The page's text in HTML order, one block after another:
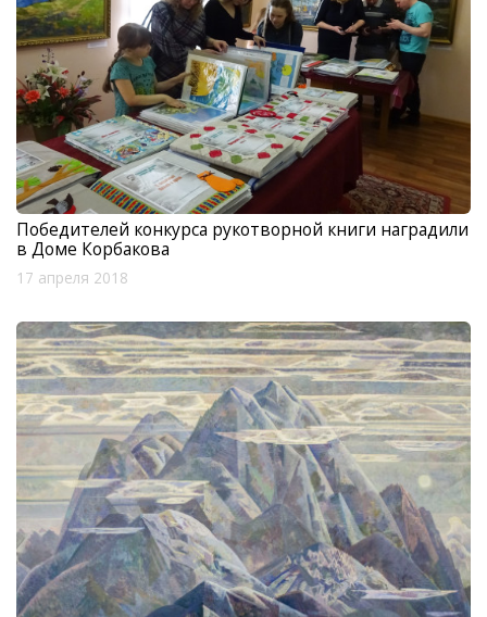
Победителей конкурса рукотворной книги наградили
в Доме Корбакова
17 апреля 2018